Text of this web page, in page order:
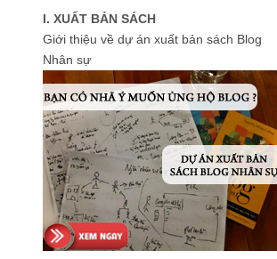
I. XUẤT BẢN SÁCH
Giới thiệu về dự án xuất bản sách Blog
Nhân sự